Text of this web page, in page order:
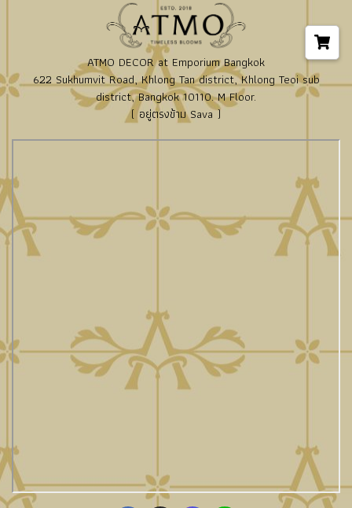
ATMO DECOR at Emporium Bangkok
622 Sukhumvit Road, Khlong Tan district, Khlong Teoi sub
district, Bangkok 10110. M Floor.
( อยู่ตรงข้าม Sava )